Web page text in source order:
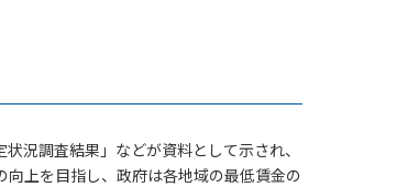
況調査結果」などが資料として示され、
上を目指し、政府は各地域の最低賃金の